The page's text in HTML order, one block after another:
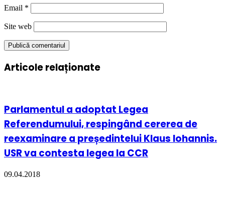
Email *
Site web
Articole relaționate
Parlamentul a adoptat Legea
Referendumului, respingând cererea de
reexaminare a președintelui Klaus Iohannis.
USR va contesta legea la CCR
09.04.2018